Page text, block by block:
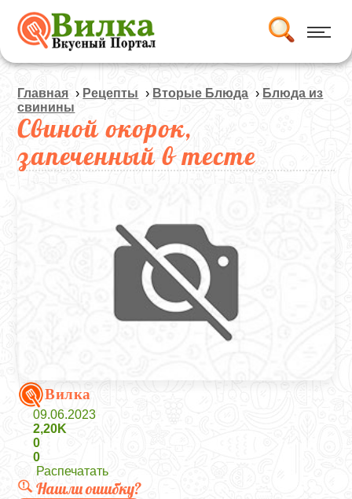
Главная › Рецепты › Вторые Блюда › Блюда из
свинины
Свиной окорок,
запеченный в тесте
Вилка
09.06.2023
2,20K
0
0
Распечатать
Нашли ошибку?